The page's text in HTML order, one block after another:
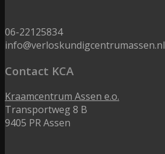
06-22125834
info@verloskundigcentrumassen.nl
Contact KCA
Kraamcentrum Assen e.o.
Transportweg 8 B
9405 PR Assen